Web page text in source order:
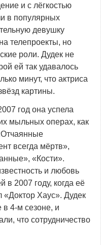
и с лёгкостью
в популярных
девушку
телепроекты, но
роли. Дудек не
ей так удавалось
минут, что актриса
картины.
год она успела
мыльных операх, как
всегда мёртв»,
«Кости».
и любовь
в 2007 году, когда её
«Доктор Хаус». Дудек
в 4-м сезоне, и
что сотрудничество